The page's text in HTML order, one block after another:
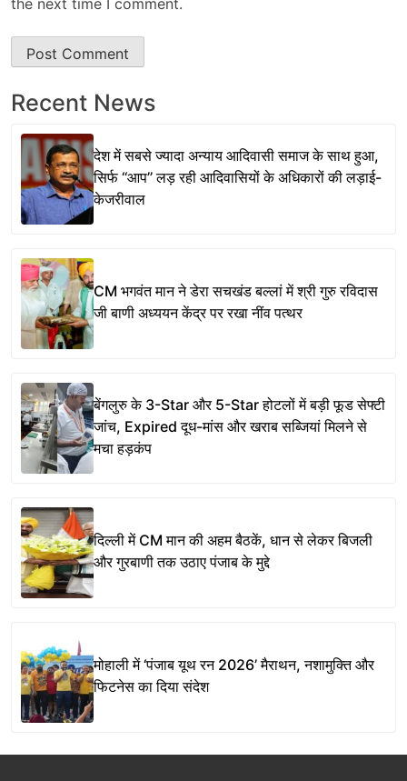
the next time I comment.
Recent News
देश में सबसे ज्यादा अन्याय आदिवासी समाज के साथ हुआ,
सिर्फ ‘‘आप’’ लड़ रही आदिवासियों के अधिकारों की लड़ाई-
केजरीवाल
CM भगवंत मान ने डेरा सचखंड बल्लां में श्री गुरु रविदास
जी बाणी अध्ययन केंद्र पर रखा नींव पत्थर
बेंगलुरु के 3-Star और 5-Star होटलों में बड़ी फूड सेफ्टी
जांच, Expired दूध-मांस और खराब सब्जियां मिलने से
मचा हड़कंप
दिल्ली में CM मान की अहम बैठकें, धान से लेकर बिजली
और गुरबाणी तक उठाए पंजाब के मुद्दे
मोहाली में ‘पंजाब यूथ रन 2026’ मैराथन, नशामुक्ति और
फिटनेस का दिया संदेश